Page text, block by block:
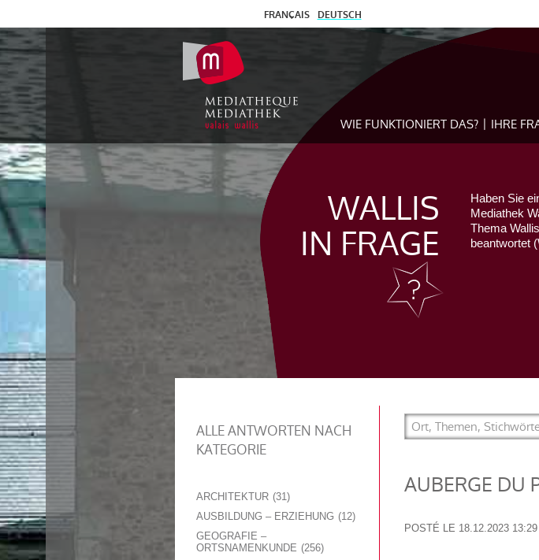
FRANÇAIS DEUTSCH
WIE FUNKTIONIERT DAS? IHRE
WALLIS
IN FRAGE
Haben Sie
Mediathek
Thema
beantwortet
ALLE ANTWORTEN NACH
KATEGORIE
ARCHITEKTUR 31
AUSBILDUNG – ERZIEHUNG
12
GEOGRAFIE –
ORTSNAMENKUNDE
256
AUBERGE DU
POSTÉ LE 18.12.2023 13:29